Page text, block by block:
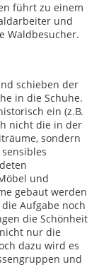
führt zu einem
und
Waldbesucher.
schieben der
in die Schuhe.
ein (z.B.
nicht die in der
sondern
und
gebaut werden
Aufgabe noch
die Schönheit
nur die
dazu wird es
und